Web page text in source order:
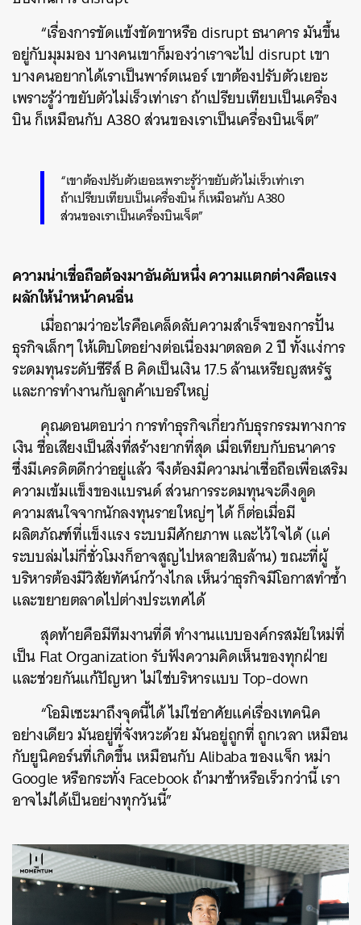
“เรื่องการขัดแข้งขัดขาหรือ disrupt ธนาคาร มันขึ้น
อยู่กับมุมมอง บางคนเขาก็มองว่าเราจะไป disrupt เขา
บางคนอยากได้เราเป็นพาร์ตเนอร์ เขาต้องปรับตัวเยอะ
เพราะรู้ว่าขยับตัวไม่เร็วเท่าเรา ถ้าเปรียบเทียบเป็นเครื่อง
บิน ก็เหมือนกับ A380 ส่วนของเราเป็นเครื่องบินเจ็ต”
“เขาต้องปรับตัวเยอะเพราะรู้ว่าขยับตัวไม่เร็วเท่าเรา
ถ้าเปรียบเทียบเป็นเครื่องบิน ก็เหมือนกับ A380
ส่วนของเราเป็นเครื่องบินเจ็ต”
ความน่าเชื่อถือต้องมาอันดับหนึ่ง ความแตกต่างคือแรง
ผลักให้นำหน้าคนอื่น
เมื่อถามว่าอะไรคือเคล็ดลับความสำเร็จของการปั้น
ธุรกิจเล็กๆ ให้เติบโตอย่างต่อเนื่องมาตลอด 2 ปี ทั้งแง่การ
ระดมทุนระดับซีรีส์ B คิดเป็นเงิน 17.5 ล้านเหรียญสหรัฐ
และการทำงานกับลูกค้าเบอร์ใหญ่
คุณดอนตอบว่า การทำธุรกิจเกี่ยวกับธุรกรรมทางการ
เงิน ชื่อเสียงเป็นสิ่งที่สร้างยากที่สุด เมื่อเทียบกับธนาคาร
ซึ่งมีเครดิตดีกว่าอยู่แล้ว จึงต้องมีความน่าเชื่อถือเพื่อเสริม
ความเข้มแข็งของแบรนด์ ส่วนการระดมทุนจะดึงดูด
ความสนใจจากนักลงทุนรายใหญ่ๆ ได้ ก็ต่อเมื่อมี
ผลิตภัณฑ์ที่แข็งแรง ระบบมีศักยภาพ และไว้ใจได้ (แค่
ระบบล่มไม่กี่ชั่วโมงก็อาจสูญไปหลายสิบล้าน) ขณะที่ผู้
บริหารต้องมีวิสัยทัศน์กว้างไกล เห็นว่าธุรกิจมีโอกาสทำซ้ำ
และขยายตลาดไปต่างประเทศได้
สุดท้ายคือมีทีมงานที่ดี ทำงานแบบองค์กรสมัยใหม่ที่
เป็น Flat Organization รับฟังความคิดเห็นของทุกฝ่าย
และช่วยกันแก้ปัญหา ไม่ใช่บริหารแบบ Top-down
“โอมิเซะมาถึงจุดนี้ได้ ไม่ใช่อาศัยแค่เรื่องเทคนิค
อย่างเดียว มันอยู่ที่จังหวะด้วย มันอยู่ถูกที่ ถูกเวลา เหมือน
กับยูนิคอร์นที่เกิดขึ้น เหมือนกับ Alibaba ของแจ็ก หม่า
Google หรือกระทั่ง Facebook ถ้ามาช้าหรือเร็วกว่านี้ เรา
อาจไม่ได้เป็นอย่างทุกวันนี้”